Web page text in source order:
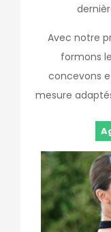
Avec notre
formons
concevons
mesure